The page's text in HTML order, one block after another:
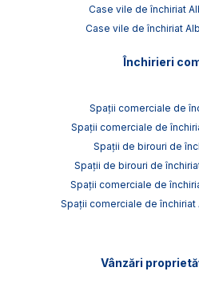
Case vile de închiriat
Case vile de închiriat
Închirieri
Spații comerciale de
Spații comerciale de
Spații de birouri de
Spații de birouri de
Spații comerciale de
Spații comerciale de închiriat
Vânzări